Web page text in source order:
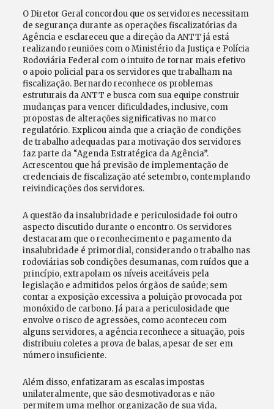
O Diretor Geral concordou que os servidores necessitam
de segurança durante as operações fiscalizatórias da
Agência e esclareceu que a direção da ANTT já está
realizando reuniões com o Ministério da Justiça e Polícia
Rodoviária Federal com o intuito de tornar mais efetivo
o apoio policial para os servidores que trabalham na
fiscalização. Bernardo reconhece os problemas
estruturais da ANTT e busca com sua equipe construir
mudanças para vencer dificuldades, inclusive, com
propostas de alterações significativas no marco
regulatório. Explicou ainda que a criação de condições
de trabalho adequadas para motivação dos servidores
faz parte da “Agenda Estratégica da Agência”.
Acrescentou que há previsão de implementação de
credenciais de fiscalização até setembro, contemplando
reivindicações dos servidores.
A questão da insalubridade e periculosidade foi outro
aspecto discutido durante o encontro. Os servidores
destacaram que o reconhecimento e pagamento da
insalubridade é primordial, considerando o trabalho nas
rodoviárias sob condições desumanas, com ruídos que a
princípio, extrapolam os níveis aceitáveis pela
legislação e admitidos pelos órgãos de saúde; sem
contar a exposição excessiva a poluição provocada por
monóxido de carbono. Já para a periculosidade que
envolve o risco de agressões, como aconteceu com
alguns servidores, a agência reconhece a situação, pois
distribuiu coletes a prova de balas, apesar de ser em
número insuficiente.
Além disso, enfatizaram as escalas impostas
unilateralmente, que são desmotivadoras e não
permitem uma melhor organização de sua vida,